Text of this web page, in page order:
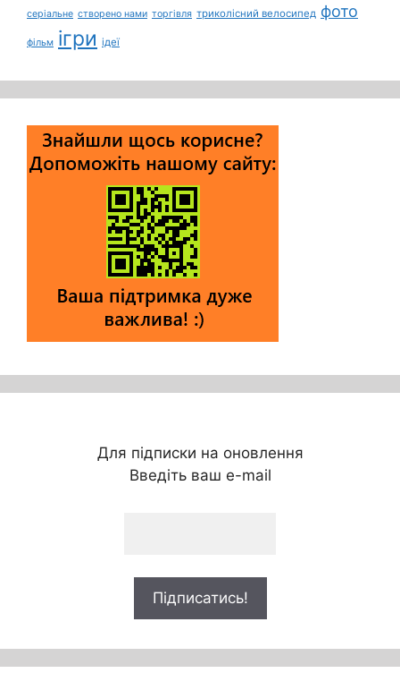
серіальне створено нами торгівля триколісний велосипед фото
фільм ігри ідеї
Для підписки на оновлення
Введіть ваш e-mail